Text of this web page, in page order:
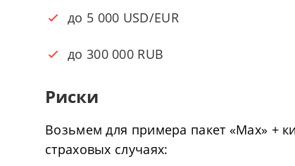
до 5 000 USD/EUR
до 300 000 RUB
Риски
Возьмем для примера пакет «Max» +
страховых случаях: